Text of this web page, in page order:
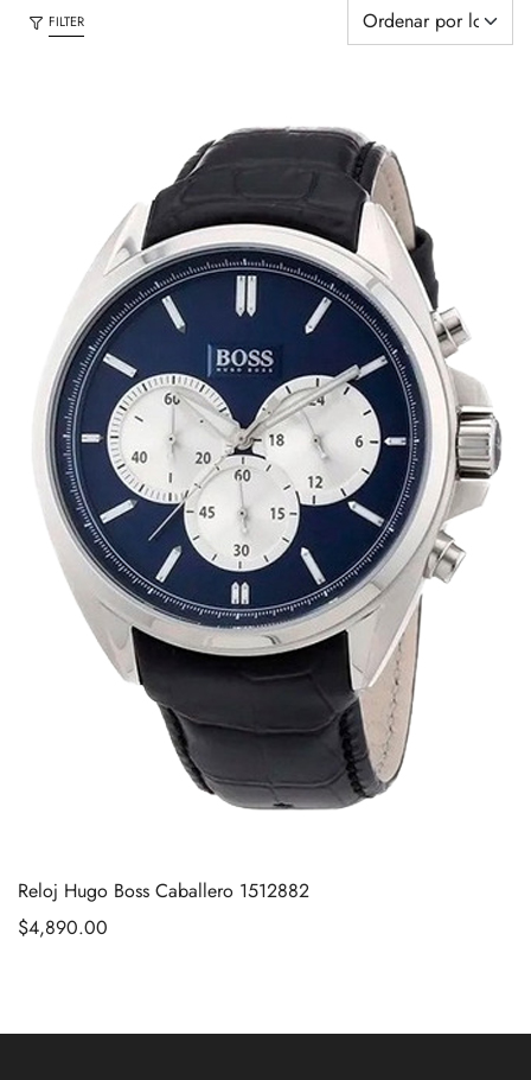
FILTER
Reloj Hugo Boss Caballero 1512882
$4,890.00